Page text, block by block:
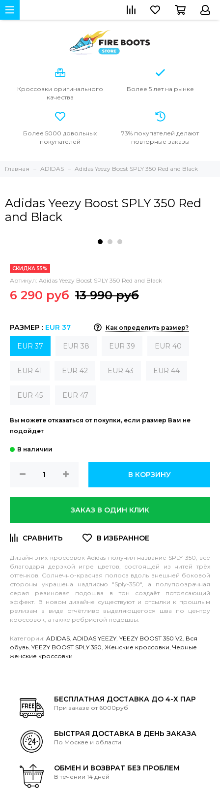
Кроссовки оригинального
качества
Более 5 летна рынке
Более 5000 довольных
покупателей
73% покупателей делают
повторные заказы
Главная ADIDAS Adidas Yeezy Boost SPLY 350 Red and Black
Adidas Yeezy Boost SPLY 350 Red
and Black
СКИДКА 55%
Артикул: Adidas Yeezy Boost SPLY 350 Red and Black
6 290 руб 13 990 руб
РАЗМЕР : EUR 37 Как определить размер?
EUR 37 EUR 38 EUR 39 EUR 40
EUR 41 EUR 42 EUR 43 EUR 44
EUR 45 EUR 47
Вы можете отказаться от покупки, если размер Вам не
подойдет
В КОРЗИНУ
ЗАКАЗ В ОДИН КЛИК
Дизайн этих кроссовок Adidas получил название SPLY 350, всё
благодаря дерзкой игре цветов, состоящей из нитей трёх
оттенков. Солнечно-красная полоса вдоль внешней боковой
стороны украшена надписью "Sply-350", а полупрозрачная
серая резиновая подошва в тон создаёт потрясающий
эффект. В новом дизайне существуют и отсылки к прошлым
релизам в виде отчётливо выделяющегося шва по центру
кроссовок, а также ребристой подошвы.
Категории: ADIDAS ADIDAS YEEZY YEEZY BOOST 350 V2 Вся
обувь YEEZY BOOST SPLY 350 Женские кроссовки Черные
женские кроссовки
БЕСПЛАТНАЯ ДОСТАВКА ДО 4-Х ПАР
При заказе от 6000руб
БЫСТРАЯ ДОСТАВКА В ДЕНЬ ЗАКАЗА
По Москве и области
ОБМЕН И ВОЗВРАТ БЕЗ ПРОБЛЕМ
В течении 14 дней